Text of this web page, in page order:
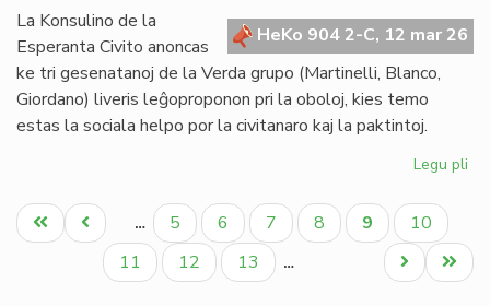
HeKo 904 2-C, 12 mar 26
La Konsulino de la
Esperanta Civito anoncas
ke tri gesenatanoj de la Verda grupo (Martinelli, Blanco,
Giordano) liveris leĝoproponon pri la oboloj, kies temo
estas la sociala helpo por la civitanaro kaj la paktintoj.
Legu pli
la
Pagination
Unua
paĝo
Antaŭa
paĝo
… Paĝo
5 Paĝo
6 Paĝo
7 Paĝo
8
Aktuala
paĝo
9 Paĝo
10
Paĝo
11 Paĝo
12 Paĝo
13 …
Last
page
Next
page